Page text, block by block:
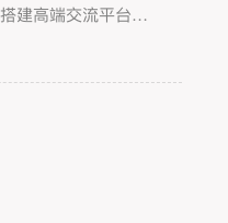
建高端交流平台，